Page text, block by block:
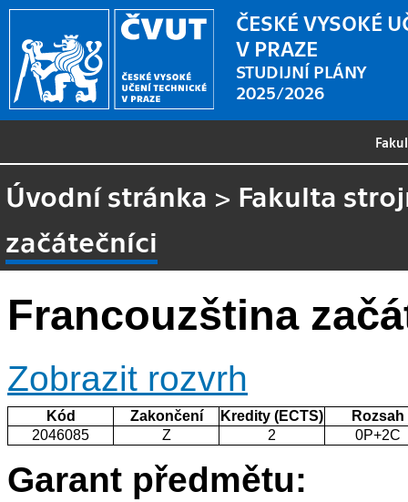
ČESKÉ VYSOKÉ
V PRAZE
STUDIJNÍ PLÁNY
2025/2026
Úvodní stránka > Fakulta
začátečníci
Francouzština
Zobrazit rozvrh
Kód Zakončení Kredity (ECTS)
Rozsah
2046085
Z 2 0P+2C
Garant předmětu: